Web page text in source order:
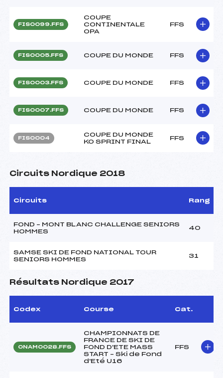
FIS0099.FFS
COUPE
CONTINENTALE
OPA
FFS
FIS0005.FFS COUPE DU MONDE FFS
FIS0003.FFS COUPE DU MONDE FFS
FIS0007.FFS COUPE DU MONDE FFS
FIS0004
COUPE DU MONDE
KO SPRINT FINAL
FFS
Circuits Nordique 2018
Circuits Rang
FOND – MONT BLANC CHALLENGE SENIORS
HOMMES
40
SAMSE SKI DE FOND NATIONAL TOUR
SENIORS HOMMES
31
Résultats Nordique 2017
Codex Course Cat.
ONAM0028.FFS
CHAMPIONNATS DE
FRANCE DE SKI DE
FOND D'ETE MASS
START – Ski de Fond
d'Eté U16
FFS